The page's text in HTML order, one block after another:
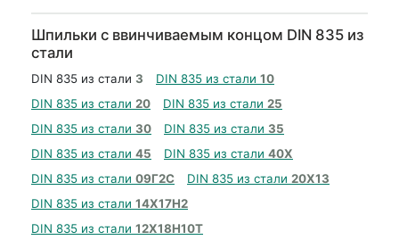
Шпильки с ввинчиваемым концом DIN 835 из
стали
DIN 835 из стали 3 DIN 835 из стали 10
DIN 835 из стали 20 DIN 835 из стали 25
DIN 835 из стали 30 DIN 835 из стали 35
DIN 835 из стали 45 DIN 835 из стали 40Х
DIN 835 из стали 09Г2С DIN 835 из стали 20Х13
DIN 835 из стали 14Х17Н2
DIN 835 из стали 12Х18Н10Т